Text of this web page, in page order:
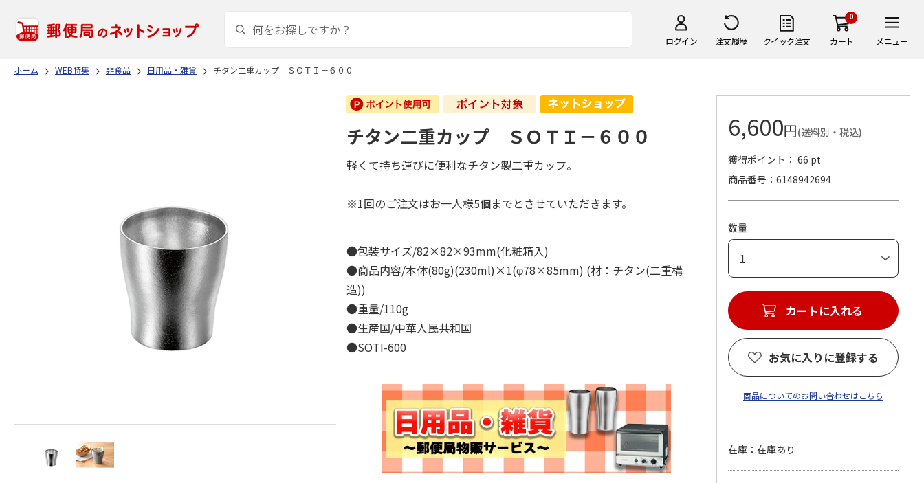
ログイン 注文履歴 クイック注文
0
カート メニュー
ホーム WEB特集 非食品 日用品・雑貨 チタン二重カップ ＳＯＴＩ－６００
チタン二重カップ ＳＯＴＩ－６００
軽くて持ち運びに便利なチタン製二重カップ。
※1回のご注文はお一人様5個までとさせていただきます。
●包装サイズ/82×82×93mm(化粧箱入)
●商品内容/本体(80g)(230ml)×1(φ78×85mm) (材：チタン(二重構
造))
●重量/110g
●生産国/中華人民共和国
●SOTI-600
6,600円(送料別・税込)
獲得ポイント： 66 pt
商品番号
6148942694
数量
カートに入れる
お気に入りに登録する
商品についてのお問い合わせはこちら
在庫：在庫あり